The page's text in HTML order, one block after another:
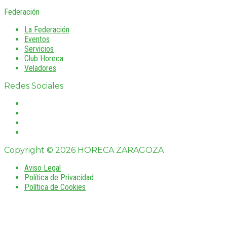
Federación
La Federación
Eventos
Servicios
Club Horeca
Veladores
Redes Sociales
Copyright © 2026 HORECA ZARAGOZA
Aviso Legal
Política de Privacidad
Política de Cookies